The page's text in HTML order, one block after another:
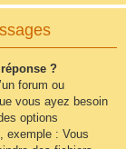
?
forum ou
vous ayez besoin
options
exemple : Vous